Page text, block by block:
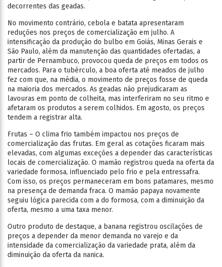
decorrentes das geadas.
No movimento contrário, cebola e batata apresentaram
reduções nos preços de comercialização em julho. A
intensificação da produção do bulbo em Goiás, Minas Gerais e
São Paulo, além da manutenção das quantidades ofertadas, a
partir de Pernambuco, provocou queda de preços em todos os
mercados. Para o tubérculo, a boa oferta até meados de julho
fez com que, na média, o movimento de preços fosse de queda
na maioria dos mercados. As geadas não prejudicaram as
lavouras em ponto de colheita, mas interferiram no seu ritmo e
afetaram os produtos a serem colhidos. Em agosto, os preços
tendem a registrar alta.
Frutas – O clima frio também impactou nos preços de
comercialização das frutas. Em geral as cotações ficaram mais
elevadas, com algumas exceções a depender das características
locais de comercialização. O mamão registrou queda na oferta da
variedade formosa, influenciado pelo frio e pela entressafra.
Com isso, os preços permaneceram em bons patamares, mesmo
na presença de demanda fraca. O mamão papaya novamente
seguiu lógica parecida com a do formosa, com a diminuição da
oferta, mesmo a uma taxa menor.
Outro produto de destaque, a banana registrou oscilações de
preços a depender da menor demanda no varejo e da
intensidade da comercialização da variedade prata, além da
diminuição da oferta da nanica.